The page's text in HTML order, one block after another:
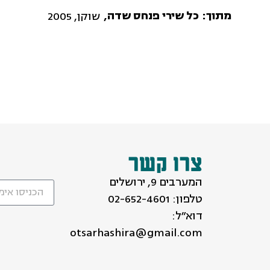
מתוך: כל שירי פנחס שדה, שוקן, 2005
צרו קשר
המערבים 9, ירושלים
טלפון: 02-652-4601
דוא״ל:
otsarhashira@gmail.com